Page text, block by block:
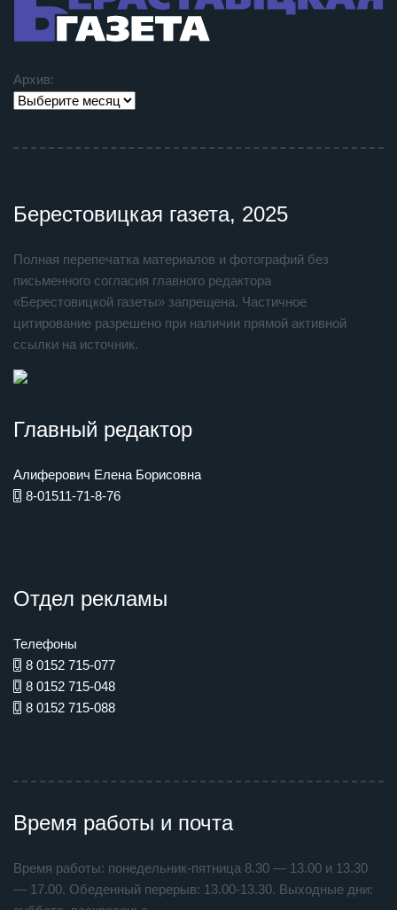
Архив:
Берестовицкая газета, 2025
Полная перепечатка материалов и фотографий без
письменного согласия главного редактора
«Берестовицкой газеты» запрещена. Частичное
цитирование разрешено при наличии прямой активной
ссылки на источник.
Главный редактор
Алиферович Елена Борисовна
8-01511-71-8-76
Отдел рекламы
Телефоны
8 0152 715-077
8 0152 715-048
8 0152 715-088
Время работы и почта
Время работы: понедельник-пятница 8.30 — 13.00 и 13.30
— 17.00. Обеденный перерыв: 13.00-13.30. Выходные дни: